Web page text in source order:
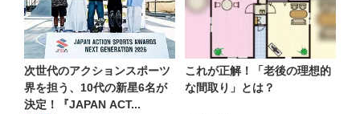
次世代のアクションスポーツ
界を担う、10代の新星6名が
決定！『JAPAN ACT...
これが正解！「老後の理想的
な間取り」とは？